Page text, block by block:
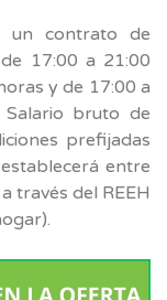
un contrato de
17:00 a 21:00
y de 17:00 a
Salario bruto de
prefijadas
entre
través del REEH